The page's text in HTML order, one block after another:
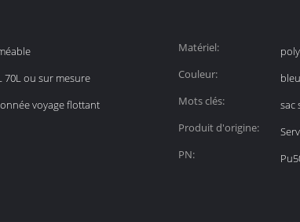
Matériel:
70L ou sur mesure Couleur:
voyage flottant Mots clés:
sac
Produit d'origine:
PN: